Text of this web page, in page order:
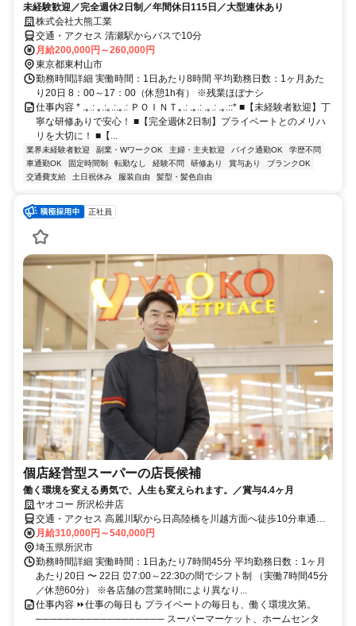
未経験歓迎／完全週休2日制／年間休日115日／大型連休あり
株式会社大熊工業
交通・アクセス 清瀬駅からバスで10分
月給200,000円～260,000円
東京都東村山市
勤務時間詳細 実働時間：1日あたり8時間 平均勤務日数：1ヶ月あた
り20日 8：00～17：00（休憩1h有） ※残業ほぼナシ
仕事内容 * .｡.: ｡.:｡.:.｡.: ＰＯＩＮＴ｡.: .｡.: .｡.: .｡.::* ■【未経験者歓迎】丁
寧な研修ありで安心！ ■【完全週休2日制】プライベートとのメリハ
リを大切に！ ■【...
業界未経験者歓迎 副業・WワークOK 主婦・主夫歓迎 バイク通勤OK
学歴不問
車通勤OK
固定時間制 転勤なし 経験不問 研修あり 賞与あり
ブランクOK
交通費支給
土日祝休み 服装自由 髪型・髪色自由
正社員
個店経営型スーパーの店長候補
働く環境を変える勇気で、人生も変えられます。／賞与4.4ヶ月
ヤオコー 所沢松井店
交通・アクセス 高麗川駅から日高陸橋を川越方面へ徒歩10分車通勤
OKバイク通勤 OK自転車通勤 OK
月給310,000円～540,000円
埼玉県所沢市
勤務時間詳細 実働時間：1日あたり7時間45分 平均勤務日数：1ヶ月
あたり20日 〜 22日 ⏰7:00～22:30の間でシフト制 （実働7時間45分
／休憩60分） ※各店舗の営業時間により異なり...
仕事内容 ⏩仕事の毎日も プライベートの毎日も、働く環境次第。
────────────────── スーパーマーケット、ホームセンタ